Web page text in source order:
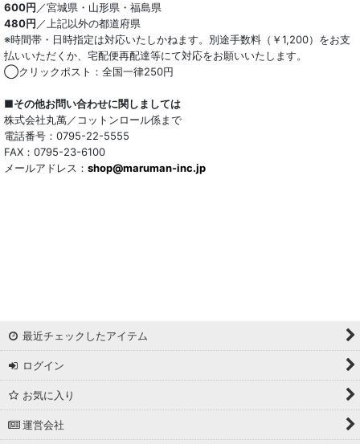
600円 ／宮城県・山形県・福島県
480円 ／上記以外の都道府県
※時間帯・日時指定は対応いたしかねます。別途手数料（￥1,200）をお支
払いいただくか、宅配便再配達等にて対応をお願いいたします。
◯クリックポスト：全国一律250円
■その他お問い合わせに関しましては
株式会社丸萬／コットンロール係まで
電話番号：0795-22-5555
FAX：0795-23-6100
メールアドレス： shop@maruman-inc.jp
最近チェックしたアイテム
ログイン
お気に入り
運営会社